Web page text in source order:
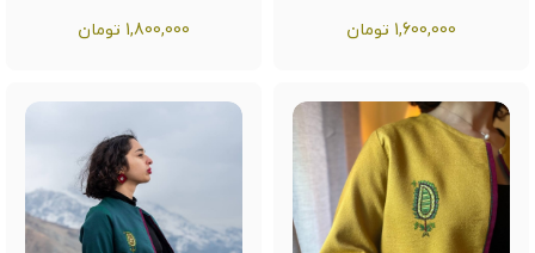
1,600,000 تومان 1,800,000 تومان